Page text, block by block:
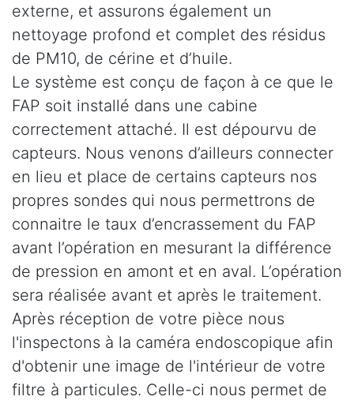
externe, et assurons également un
nettoyage profond et complet des résidus
de PM10, de cérine et d’huile.
Le système est conçu de façon à ce que le
FAP soit installé dans une cabine
correctement attaché. Il est dépourvu de
capteurs. Nous venons d’ailleurs connecter
en lieu et place de certains capteurs nos
propres sondes qui nous permettrons de
connaitre le taux d’encrassement du FAP
avant l’opération en mesurant la différence
de pression en amont et en aval. L’opération
sera réalisée avant et après le traitement.
Après réception de votre pièce nous
l'inspectons à la caméra endoscopique afin
d'obtenir une image de l'intérieur de votre
filtre à particules. Celle-ci nous permet de